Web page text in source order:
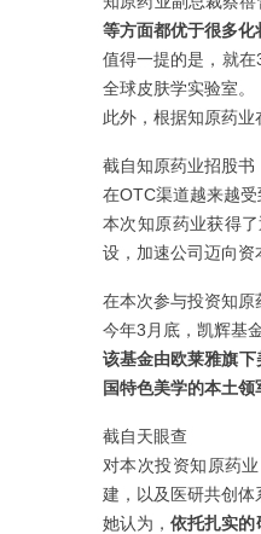
等方面都优于很多化
值得一提的是，就
全球皮肤学实验室。
此外，根据知原药
截自知原药业招股书
在OTC渠道越来越受
本次知原药业获得
设，加速公司迈向资
在本次参与投资知原
今年3月底，凯辉基
该基金由欧莱雅旗
国特色美学的本土领
截自天眼查
对本次投资知原药
建，以及医研共创体
她认为，依托扎实的